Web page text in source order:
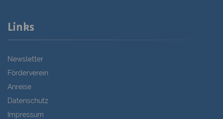
Links
Newsletter
Förderverein
Anreise
Datenschutz
Impressum